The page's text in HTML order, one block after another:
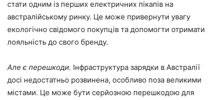
стати одним із перших електричних пікапів на
австралійському ринку. Це може привернути увагу
екологічно свідомого покупців та допомогти отримати
лояльність до свого бренду.
Але є перешкоди. Інфраструктура зарядки в Австралії
досі недостатньо розвинена, особливо поза великими
містами. Це може бути серйозною перешкодою для